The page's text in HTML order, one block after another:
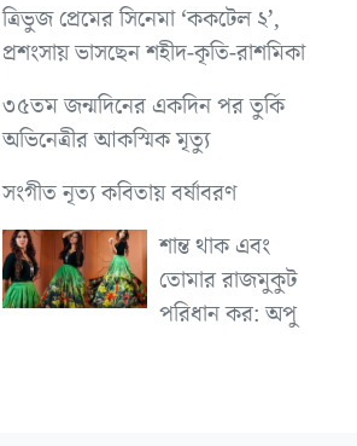
ত্রিভুজ প্রেমের সিনেমা ‘ককটেল ২’,
প্রশংসায় ভাসছেন শহীদ-কৃতি-রাশমিকা
৩৫তম জন্মদিনের একদিন পর তুর্কি
অভিনেত্রীর আকস্মিক মৃত্যু
সংগীত নৃত্য কবিতায় বর্ষাবরণ
শান্ত থাক এবং
তোমার রাজমুকুট
পরিধান কর: অপু